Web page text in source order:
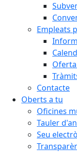
Empleats
Contacte
Oberts a tu
Oficines
Tauler
Seu